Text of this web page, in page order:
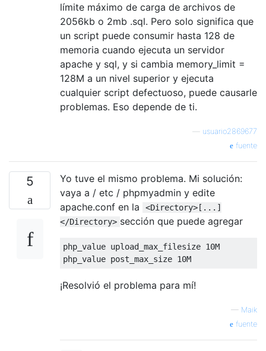
límite máximo de carga de archivos de
2056kb o 2mb .sql. Pero solo significa que
un script puede consumir hasta 128 de
memoria cuando ejecuta un servidor
apache y sql, y si cambia memory_limit =
128M a un nivel superior y ejecuta
cualquier script defectuoso, puede causarle
problemas. Eso depende de ti.
usuario2869677
fuente
5
Yo tuve el mismo problema. Mi solución:
vaya a / etc / phpmyadmin y edite
apache.conf en la
<Directory>[...]
</Directory> sección que puede agregar
php_value upload_max_filesize 10M
php_value post_max_size 10M
¡Resolvió el problema para mí!
— Maik
fuente